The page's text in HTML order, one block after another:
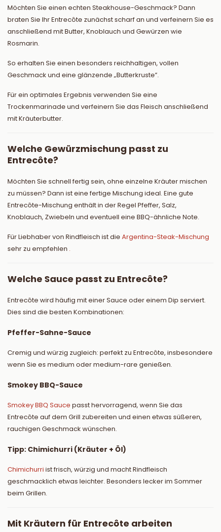
Möchten Sie einen echten Steakhouse-Geschmack? Dann
braten Sie Ihr Entrecôte zunächst scharf an und verfeinern Sie es
anschließend mit Butter, Knoblauch und Gewürzen wie
Rosmarin.
So erhalten Sie einen besonders reichhaltigen, vollen
Geschmack und eine glänzende „Butterkruste”.
Für ein optimales Ergebnis verwenden Sie eine
Trockenmarinade und verfeinern Sie das Fleisch anschließend
mit Kräuterbutter.
Welche Gewürzmischung passt zu
Entrecôte?
Möchten Sie schnell fertig sein, ohne einzelne Kräuter mischen
zu müssen? Dann ist eine fertige Mischung ideal. Eine gute
Entrecôte-Mischung enthält in der Regel Pfeffer, Salz,
Knoblauch, Zwiebeln und eventuell eine BBQ-ähnliche Note.
Für Liebhaber von Rindfleisch ist die Argentina-Steak-Mischung
sehr zu empfehlen .
Welche Sauce passt zu Entrecôte?
Entrecôte wird häufig mit einer Sauce oder einem Dip serviert.
Dies sind die besten Kombinationen:
Pfeffer-Sahne-Sauce
Cremig und würzig zugleich: perfekt zu Entrecôte, insbesondere
wenn Sie es medium oder medium-rare genießen.
Smokey BBQ-Sauce
Smokey BBQ Sauce passt hervorragend, wenn Sie das
Entrecôte auf dem Grill zubereiten und einen etwas süßeren,
rauchigen Geschmack wünschen.
Tipp: Chimichurri (Kräuter + Öl)
Chimichurri ist frisch, würzig und macht Rindfleisch
geschmacklich etwas leichter. Besonders lecker im Sommer
beim Grillen.
Mit Kräutern für Entrecôte arbeiten